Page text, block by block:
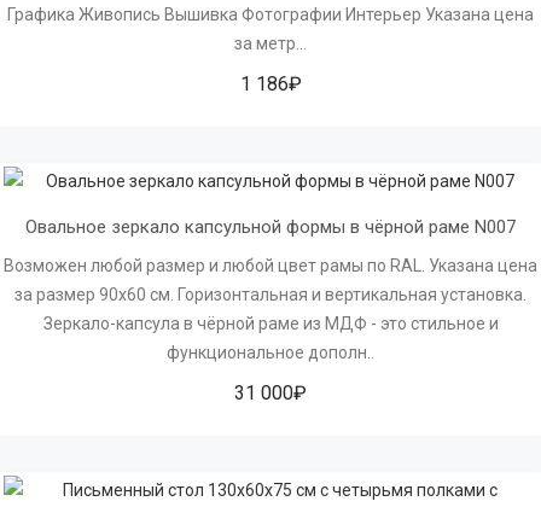
Графика Живопись Вышивка Фотографии Интерьер Указана цена
за метр...
1 186₽
Овальное зеркало капсульной формы в чёрной раме N007
Возможен любой размер и любой цвет рамы по RAL. Указана цена
за размер 90х60 см. Горизонтальная и вертикальная установка.
Зеркало-капсула в чёрной раме из МДФ - это стильное и
функциональное дополн..
31 000₽